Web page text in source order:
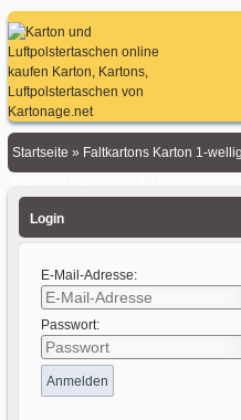
Startseite » Faltkartons Karton 1-wellig
Login
E-Mail-Adresse:
Passwort: